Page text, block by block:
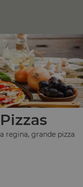
regina, grande pizza